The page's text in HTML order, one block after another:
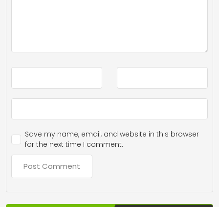
Save my name, email, and website in this browser
for the next time I comment.